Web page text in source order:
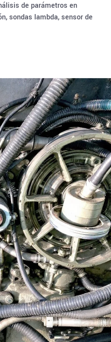
de parámetros en
sondas lambda, sensor de